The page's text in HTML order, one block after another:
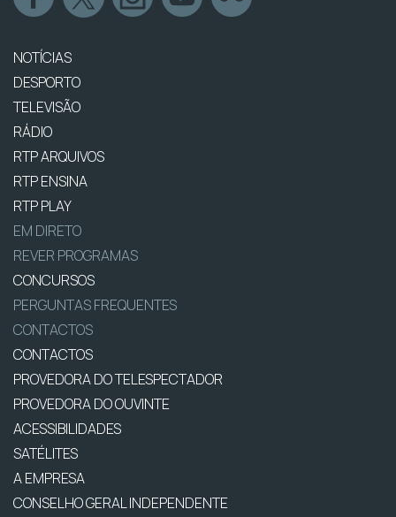
NOTÍCIAS
DESPORTO
TELEVISÃO
RÁDIO
RTP ARQUIVOS
RTP ENSINA
RTP PLAY
EM DIRETO
REVER PROGRAMAS
CONCURSOS
PERGUNTAS FREQUENTES
CONTACTOS
CONTACTOS
PROVEDORA DO TELESPECTADOR
PROVEDORA DO OUVINTE
ACESSIBILIDADES
SATÉLITES
A EMPRESA
CONSELHO GERAL INDEPENDENTE